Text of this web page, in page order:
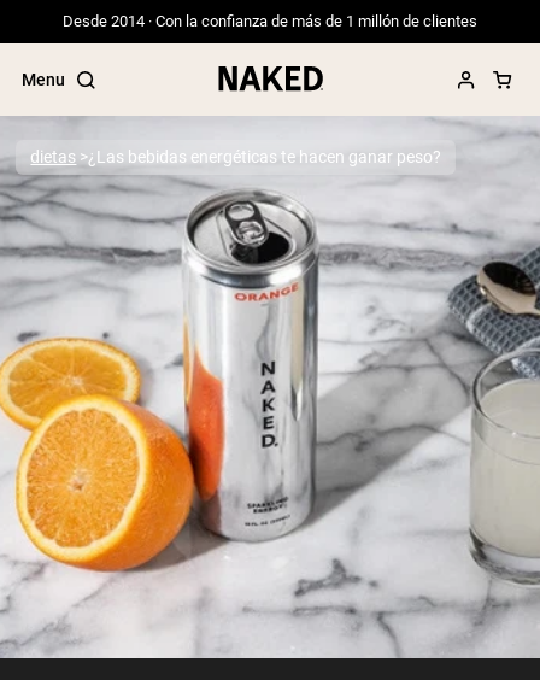
Desde 2014 · Con la confianza de más de 1 millón de clientes
Menu
Términos de Búsqueda Populares
”Protein Powder“
”Overnight Oats“
”Vegan protein“
”Collagen“
”Micellar Casein“
dietas ¿Las bebidas energéticas te hacen ganar peso?